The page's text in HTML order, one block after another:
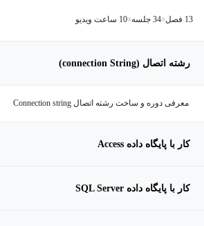
13 فصل 34 جلسه 10 ساعت ویدیو
رشته اتصال (connection String)
معرفی دوره و ساخت رشته اتصال Connection string
کار با پایگاه داده Access
کار با پایگاه داده SQL Server